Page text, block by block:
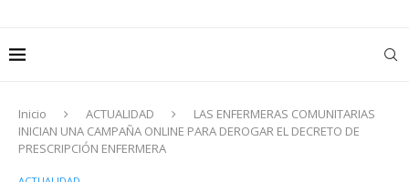
Inicio ACTUALIDAD
LAS ENFERMERAS COMUNITARIAS
INICIAN UNA CAMPAÑA ONLINE PARA DEROGAR EL DECRETO DE
PRESCRIPCIÓN ENFERMERA